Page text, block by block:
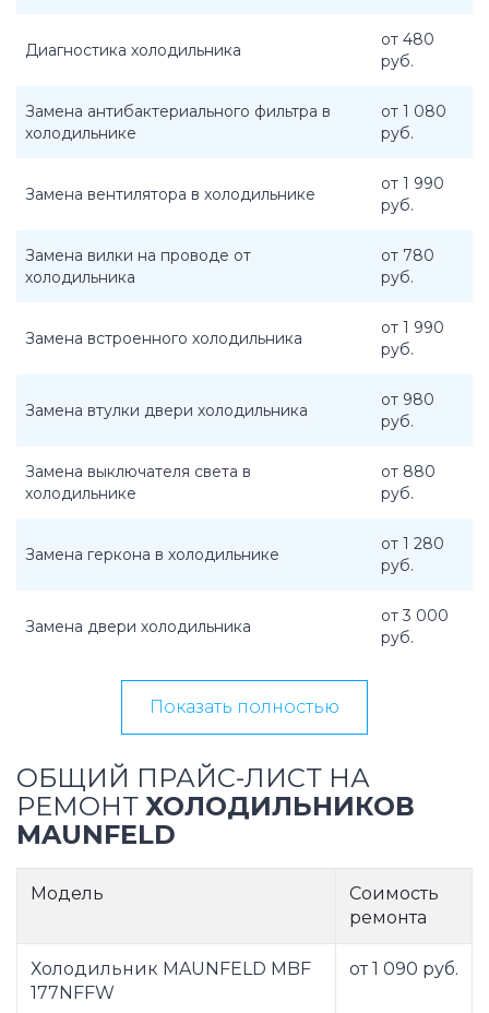
Диагностика холодильника
от 480
руб.
Замена антибактериального фильтра в
холодильнике
от 1 080
руб.
Замена вентилятора в холодильнике
от 1 990
руб.
Замена вилки на проводе от
холодильника
от 780
руб.
Замена встроенного холодильника
от 1 990
руб.
Замена втулки двери холодильника
от 980
руб.
Замена выключателя света в
холодильнике
от 880
руб.
Замена геркона в холодильнике
от 1 280
руб.
Замена двери холодильника
от 3 000
руб.
Показать полностью
ОБЩИЙ ПРАЙС-ЛИСТ НА
РЕМОНТ ХОЛОДИЛЬНИКОВ
MAUNFELD
Модель
Соимость
ремонта
Холодильник MAUNFELD MBF
177NFFW
от 1 090 руб.